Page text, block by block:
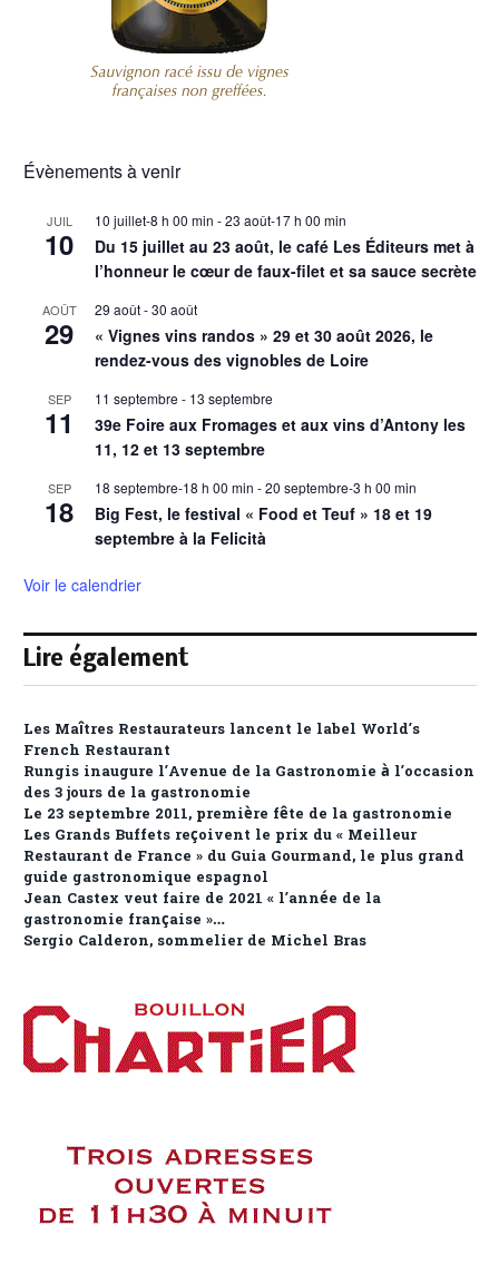
Évènements à venir
JUIL
10
10 juillet-8 h 00 min -23 août-17 h 00 min
Du 15 juillet au 23 août, le café Les Éditeurs met à
l’honneur le cœur de faux-filet et sa sauce secrète
AOÛT
29
29 août-30 août
« Vignes vins randos » 29 et 30 août 2026, le
rendez-vous des vignobles de Loire
SEP
11
11 septembre - 13 septembre
39e Foire aux Fromages et aux vins d’Antony les
11, 12 et 13 septembre
SEP
18
18 septembre-18 h 00 min -20 septembre-3 h 00 min
Big Fest, le festival « Food et Teuf » 18 et 19
septembre à la Felicità
Voir le calendrier
Lire également
Les Maîtres Restaurateurs lancent le label World’s
French Restaurant
Rungis inaugure l’Avenue de la Gastronomie à l’occasion
des 3 jours de la gastronomie
Le 23 septembre 2011, première fête de la gastronomie
Les Grands Buffets reçoivent le prix du « Meilleur
Restaurant de France » du Guia Gourmand, le plus grand
guide gastronomique espagnol
Jean Castex veut faire de 2021 « l’année de la
gastronomie française »…
Sergio Calderon, sommelier de Michel Bras